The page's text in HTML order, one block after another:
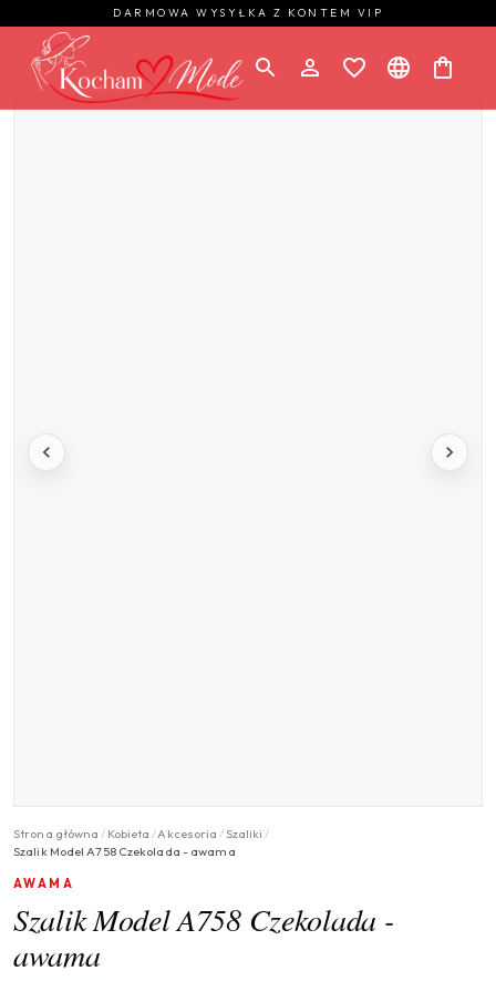
DARMOWA WYSYŁKA Z KONTEM VIP
Strona główna / Kobieta /Akcesoria /Szaliki /
Szalik Model A758 Czekolada - awama
AWAMA
Szalik Model A758 Czekolada -
awama